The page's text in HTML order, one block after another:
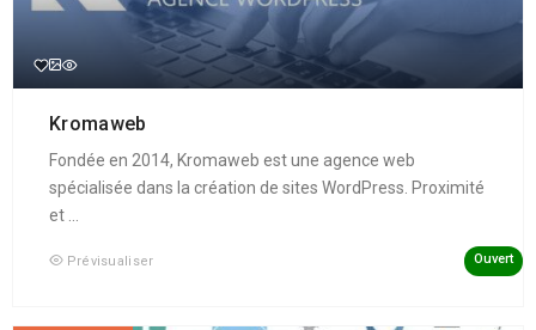
Kromaweb
Fondée en 2014, Kromaweb est une agence web
spécialisée dans la création de sites WordPress. Proximité
et ...
Prévisualiser Ouvert